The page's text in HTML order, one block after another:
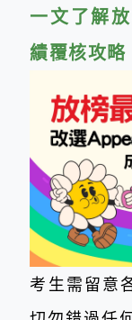
一文了解
績覆核攻略
考生需留意